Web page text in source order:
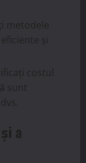
metodele
și
costul
sunt
a